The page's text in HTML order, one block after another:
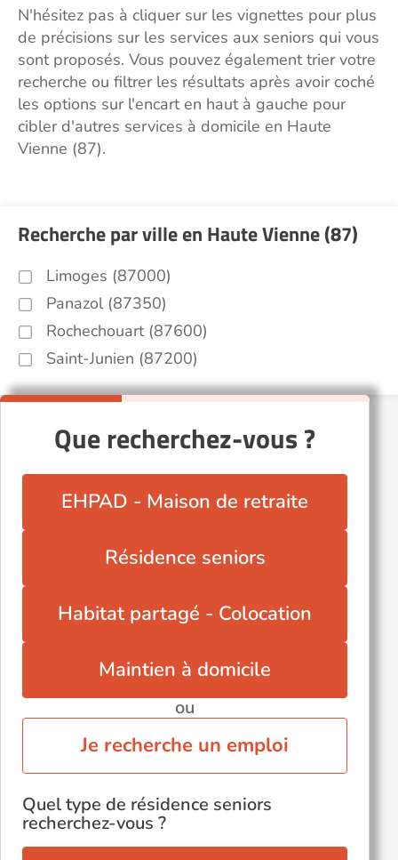
N'hésitez pas à cliquer sur les vignettes pour plus
de précisions sur les services aux seniors qui vous
sont proposés. Vous pouvez également trier votre
recherche ou filtrer les résultats après avoir coché
les options sur l'encart en haut à gauche pour
cibler d'autres services à domicile en Haute
Vienne (87).
Recherche par ville en Haute Vienne (87)
Limoges (87000)
Panazol (87350)
Rochechouart (87600)
Saint-Junien (87200)
Que recherchez-vous ?
EHPAD - Maison de retraite
Résidence seniors
Habitat partagé - Colocation
Maintien à domicile
ou
Je recherche un emploi
Quel type de résidence seniors
recherchez-vous ?